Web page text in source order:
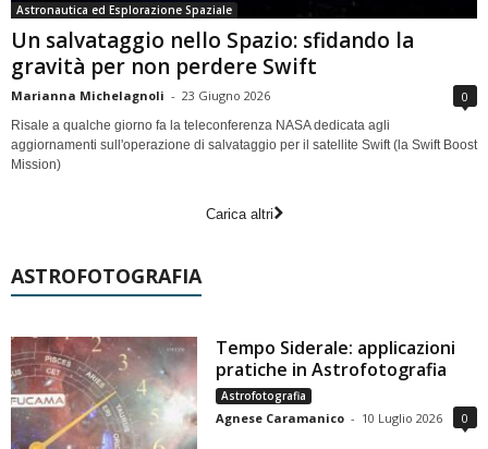
Astronautica ed Esplorazione Spaziale
Un salvataggio nello Spazio: sfidando la
gravità per non perdere Swift
Marianna Michelagnoli - 23 Giugno 2026 0
Risale a qualche giorno fa la teleconferenza NASA dedicata agli
aggiornamenti sull'operazione di salvataggio per il satellite Swift (la Swift Boost
Mission)
Carica altri
ASTROFOTOGRAFIA
Tempo Siderale: applicazioni
pratiche in Astrofotografia
Astrofotografia
Agnese Caramanico - 10 Luglio 2026 0